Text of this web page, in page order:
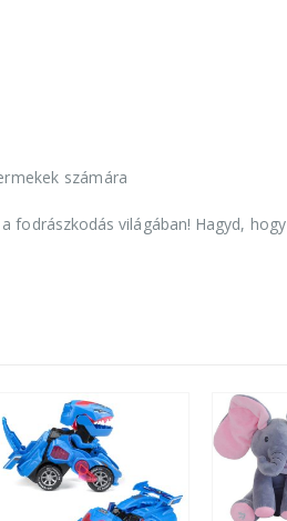
számára
fodrászkodás világában! Hagyd, hogy